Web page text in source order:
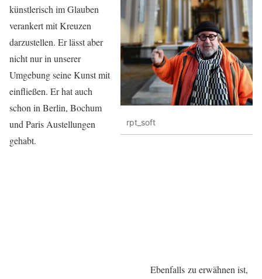
rpt_soft
künstlerisch im Glauben
verankert mit Kreuzen
darzustellen. Er lässt aber
nicht nur in unserer
Umgebung seine Kunst mit
einfließen. Er hat auch
schon in Berlin, Bochum
und Paris Austellungen
gehabt.
Ebenfalls zu erwähnen ist,